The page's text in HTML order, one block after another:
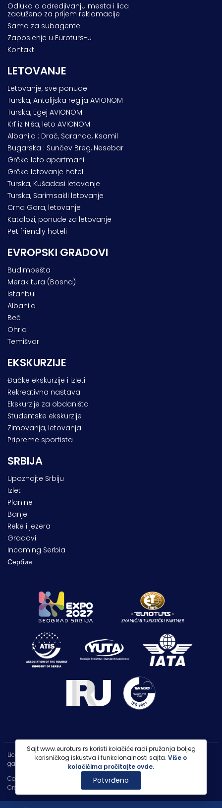
Odluka o odredjivanju mesta i lica
zaduženo za prijem reklamacije
Samo za subagente
Zaposlenje u Euroturs-u
Kontakt
LETOVANJE
Letovanje, sve ponude
Turska, Antalijska regija AVIONOM
Turska, Egej AVIONOM
Krf iz Niša, leto AVIONOM
Albanija : Drač, Saranda, Ksamil
Bugarska : Sunčev Breg, Nesebar
Grčka leto apartmani
Grčka letovanje hoteli
Turska, Kušadasi letovanje
Turska, Sarimsakli letovanje
Crna Gora, letovanje
Katalozi, ponude za letovanje
Pet friendly hoteli
EVROPSKI GRADOVI
Budimpešta
Merak tura (Bosna)
Istanbul
Albanija
Beč
Ohrid
Temišvar
EKSKURZIJE
Đačke ekskurzije i izleti
Rekreativna nastava
Ekskurzije za obdaništa
Studentske ekskurzije
Zimovanja, letovanja
Pripreme sportista
SRBIJA
Upoznajte Srbiju
Izlet
Planine
Banje
Reke i jezera
Gradovi
Incoming Serbia
Сербия
Copyright 2026 |
PP Euroturs Niš DOO
Credits
- Designed & Developed byIT Centar
Licenca OTP-A 107/2021
garancija putovanja 250.000€
Sajt www.euroturs.rs koristi kolačiće radi pružanja boljeg
korisničkog iskustva i funkcionalnosti sajta. Više o
kolačićima pročitajte ovde.
Potvrđeno